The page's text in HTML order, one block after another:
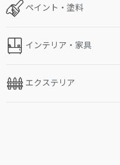
ペイント・塗料
インテリア・家具
エクステリア